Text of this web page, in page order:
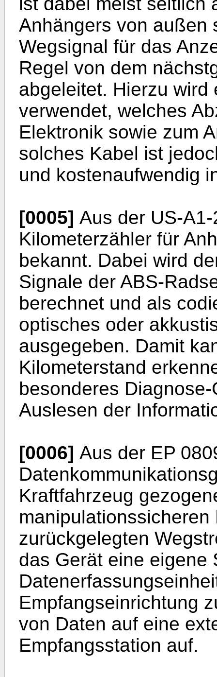
Anhängers von außen
Wegsignal für das
Regel von dem
abgeleitet. Hierzu wird
verwendet, welches
Elektronik sowie zum
solches Kabel ist
und kostenaufwendig
[0005] Aus der US-
Kilometerzähler für
bekannt. Dabei wird
Signale der ABS-
berechnet und als
optisches oder
ausgegeben. Damit
Kilometerstand
besonderes
Auslesen der
[0006] Aus der EP
Kraftfahrzeug
manipulationssicheren
zurückgelegten
das Gerät eine eigene
Empfangseinrichtung
von Daten auf eine
Empfangsstation auf.